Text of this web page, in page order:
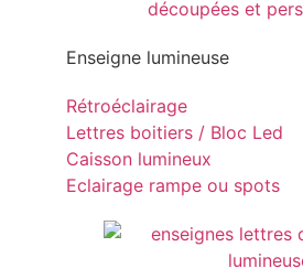
Enseigne lumineuse
Rétroéclairage
Lettres boitiers / Bloc Led
Caisson lumineux
Eclairage rampe ou spots